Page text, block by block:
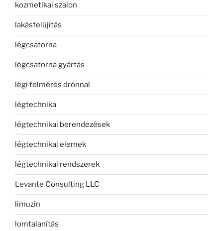
kozmetikai szalon
lakásfelújítás
légcsatorna
légcsatorna gyártás
légi felmérés drónnal
légtechnika
légtechnikai berendezések
légtechnikai elemek
légtechnikai rendszerek
Levante Consulting LLC
limuzin
lomtalanítás